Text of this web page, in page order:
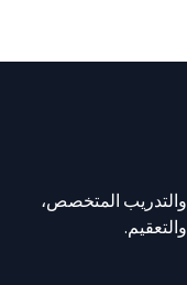
المتخصص،